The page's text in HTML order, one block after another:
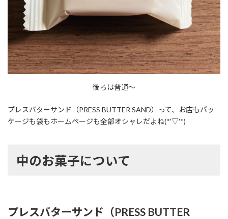
後ろは普通〜
プレスバターサンド（PRESS BUTTER SAND）って、お店もパッ
ケージも袋もホームページも全部オシャレだよね(*'▽'*)
中のお菓子について
プレスバターサンド（PRESS BUTTER